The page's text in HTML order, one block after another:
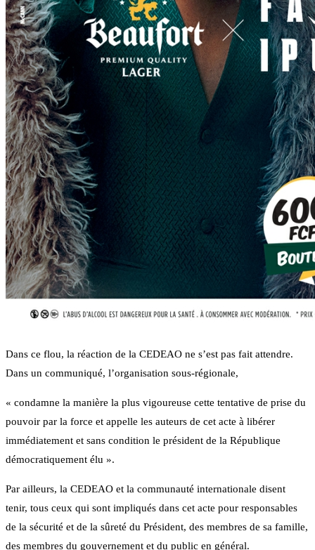
Dans ce flou, la réaction de la CEDEAO ne s’est pas fait attendre.
Dans un communiqué, l’organisation sous-régionale,
« condamne la manière la plus vigoureuse cette tentative de prise du
pouvoir par la force et appelle les auteurs de cet acte à libérer
immédiatement et sans condition le président de la République
démocratiquement élu ».
Par ailleurs, la CEDEAO et la communauté internationale disent
tenir, tous ceux qui sont impliqués dans cet acte pour responsables
de la sécurité et de la sûreté du Président, des membres de sa famille,
des membres du gouvernement et du public en général.